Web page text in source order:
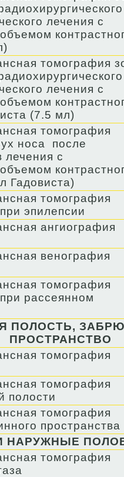
лечения с
томография
лечения с
(7.5 мл)
томография
носа после
лечения с
Гадовиста)
томография
эпилепсии
ангиография
венография
томография
рассеянном
ПОЛОСТЬ,
ПРОСТРАНСТВО
томография
томография
полости
томография
пространства
НАРУЖНЫЕ
томография